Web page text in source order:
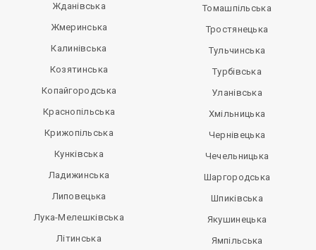
Жданівська
Жмеринська
Калинівська
Козятинська
Копайгородська
Краснопільська
Крижопільська
Кунківська
Ладижинська
Липовецька
Лука-Мелешківська
Літинська
Томашпільська
Тростянецька
Тульчинська
Турбівська
Уланівська
Хмільницька
Чернівецька
Чечельницька
Шаргородська
Шпиківська
Якушинецька
Ямпільська